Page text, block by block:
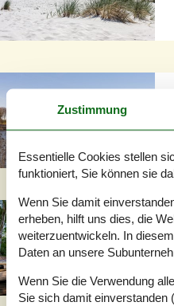
Zustimmung
Essentielle Cookies stellen
funktioniert, Sie können sie
Wenn Sie damit
erheben, hilft uns dies, die
weiterzuentwickeln. In
Daten an unsere
Wenn Sie die Verwendung
Sie sich damit